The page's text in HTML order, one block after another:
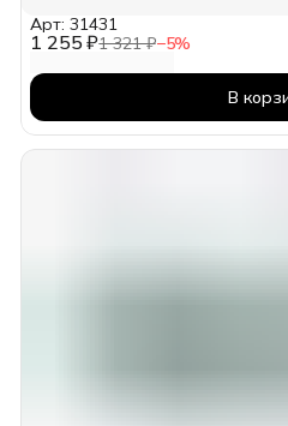
1 255 ₽1 321 ₽−5%
Арт: 31431
В